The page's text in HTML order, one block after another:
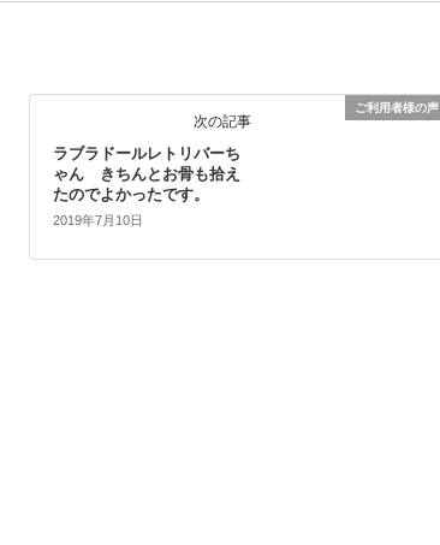
ご利用者様の声
次の記事
ラブラドールレトリバーち
ゃん きちんとお骨も拾え
たのでよかったです。
2019年7月10日